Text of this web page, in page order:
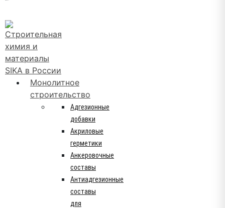
Монолитное
строительство
Адгезионные
добавки
Акриловые
герметики
Анкеровочные
составы
Антиадгезионные
составы
для